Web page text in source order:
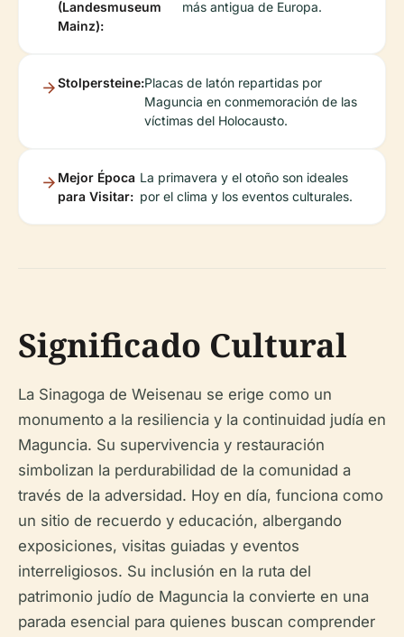
(Landesmuseum
Mainz):
más antigua de Europa.
Stolpersteine:Placas de latón repartidas por
Maguncia en conmemoración de las
víctimas del Holocausto.
Mejor Época
para Visitar:
La primavera y el otoño son ideales
por el clima y los eventos culturales.
Significado Cultural
La Sinagoga de Weisenau se erige como un
monumento a la resiliencia y la continuidad judía en
Maguncia. Su supervivencia y restauración
simbolizan la perdurabilidad de la comunidad a
través de la adversidad. Hoy en día, funciona como
un sitio de recuerdo y educación, albergando
exposiciones, visitas guiadas y eventos
interreligiosos. Su inclusión en la ruta del
patrimonio judío de Maguncia la convierte en una
parada esencial para quienes buscan comprender